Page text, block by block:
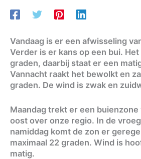
Vandaag is er een afwisseling
Verder is er kans op een bui.
graden, daarbij staat er een
Vannacht raakt het bewolkt en
graden. De wind is zwak en
Maandag trekt er een buienzone
oost over onze regio. In de
namiddag komt de zon er
maximaal 22 graden. Wind is
matig.